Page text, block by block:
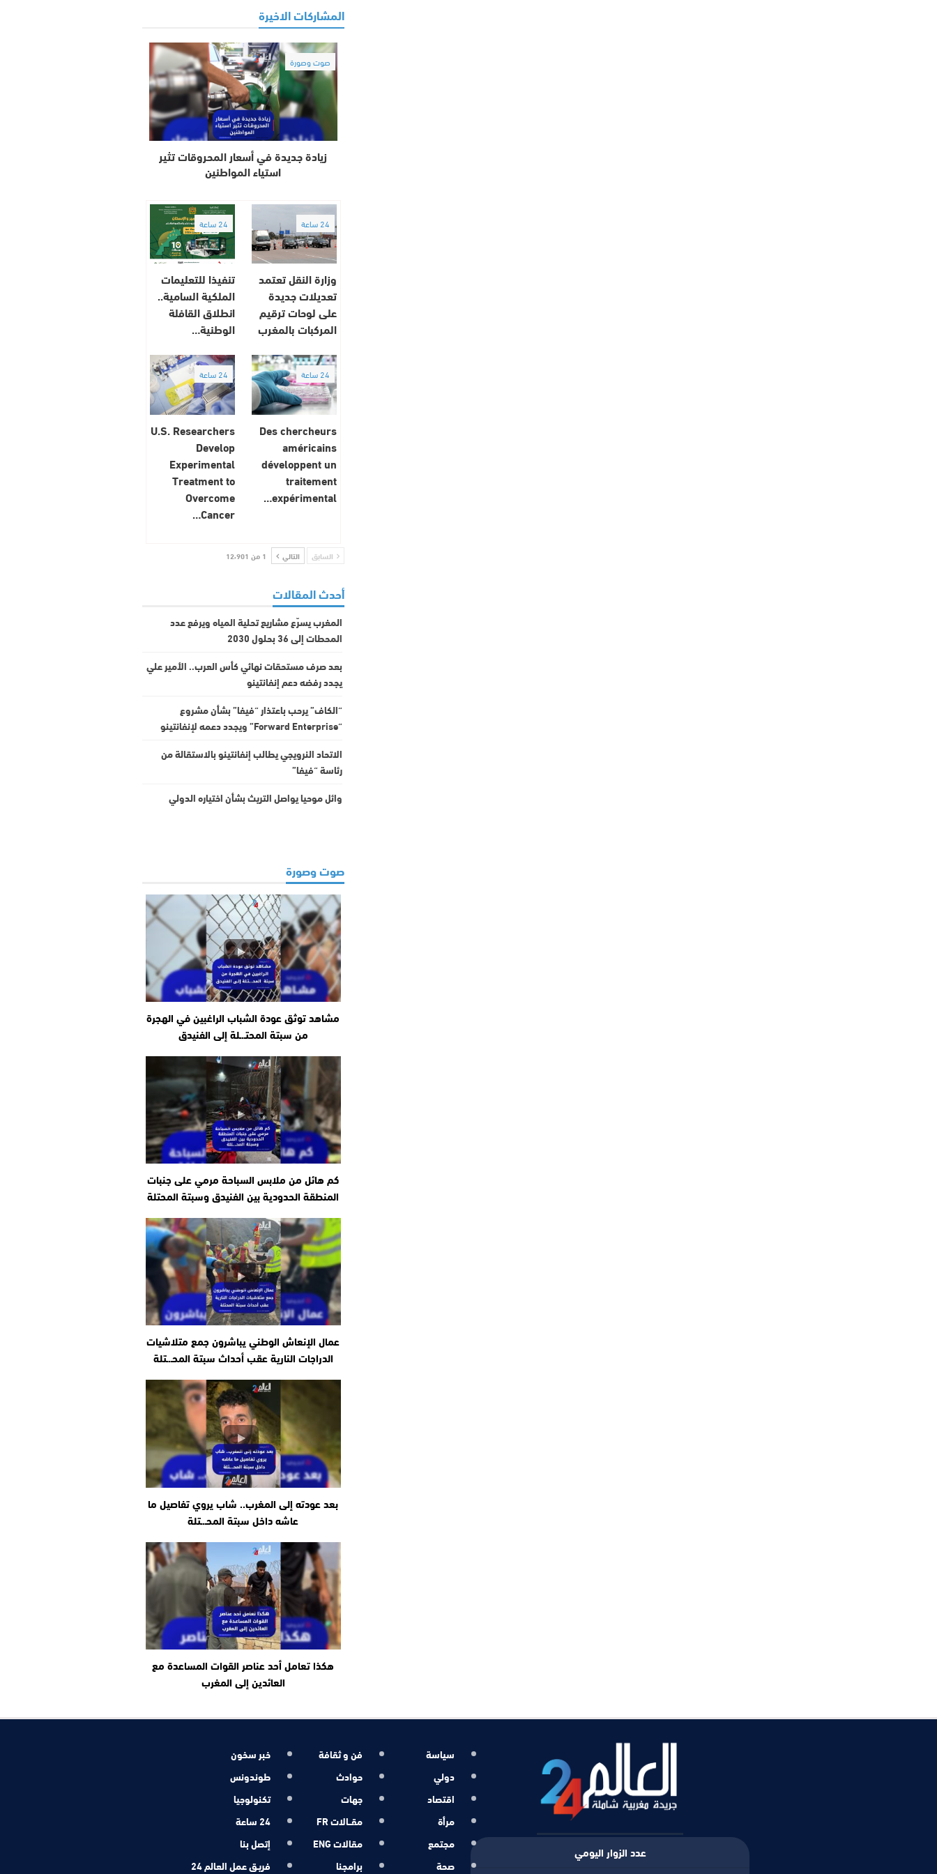
المشاركات الاخيرة
صوت وصورة
زيادة جديدة في أسعار المحروقات تثير
استياء المواطنين
24 ساعة
وزارة النقل تعتمد
تعديلات جديدة
على لوحات ترقيم
المركبات بالمغرب
24 ساعة
تنفيذا للتعليمات
الملكية السامية..
انطلاق القافلة
الوطنية…
24 ساعة
Des chercheurs
américains
développent un
traitement
expérimental…
24 ساعة
U.S. Researchers
Develop
Experimental
Treatment to
Overcome
Cancer…
السابق التالي 1 من 12٬901
أحدث المقالات
المغرب يسرّع مشاريع تحلية المياه ويرفع عدد
المحطات إلى 36 بحلول 2030
بعد صرف مستحقات نهائي كأس العرب.. الأمير علي
يجدد رفضه دعم إنفانتينو
“الكاف” يرحب باعتذار “فيفا” بشأن مشروع
“Forward Enterprise” ويجدد دعمه لإنفانتينو
الاتحاد النرويجي يطالب إنفانتينو بالاستقالة من
رئاسة “فيفا”
وائل موحيا يواصل التريث بشأن اختياره الدولي
صوت وصورة
مشاهد توثق عودة الشباب الراغبين في الهجرة
من سبتة المحتـ.ـلة إلى الفنيدق
كم هائل من ملابس السباحة مرمي على جنبات
المنطقة الحدودية بين الفنيدق وسبتة المحتلة
عمال الإنعاش الوطني يباشرون جمع متلاشيات
الدراجات النارية عقب أحداث سبتة المحـ.ـتلة
بعد عودته إلى المغرب.. شاب يروي تفاصيل ما
عاشه داخل سبتة المحـ.ـتلة
هكذا تعامل أحد عناصر القوات المساعدة مع
العائدين إلى المغرب
عدد الزوار اليومي
سياسة
دولي
اقتصاد
مرأة
مجتمع
صحة
فن و ثقافة
حوادث
جهات
مقــالات FR
مقالات ENG
برامجنا
خبر سخون
طوندونس
تكنولوجيا
24 ساعة
إتصل بنا
فريـق عمل العالم 24